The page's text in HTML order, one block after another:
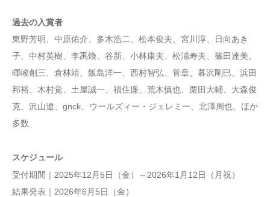
過去の入賞者
東野芳明、中原佑介、多木浩二、松本俊夫、宮川淳、日向あき
子、中村英樹、李禹煥、谷新、小林康夫、松浦寿夫、篠田達美、
暉峻創三、倉林靖、飯島洋一、西村智弘、菅章、暮沢剛巳、浜田
邦裕、木村覚、土屋誠一、福住廉、荒木慎也、栗田大輔、大森俊
克、沢山遼、gnck、ウールズィー・ジェレミー、北澤周也、ほか
多数
スケジュール
受付期間｜2025年12月5日（金）～2026年1月12日（月祝）
結果発表｜2026年6月5日（金）